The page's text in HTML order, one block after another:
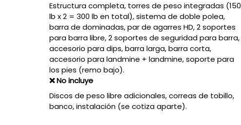
Estructura completa, torres de peso integradas (150
lb x 2 = 300 lb en total), sistema de doble polea,
barra de dominadas, par de agarres HD, 2 soportes
para barra libre, 2 soportes de seguridad para barra,
accesorio para dips, barra larga, barra corta,
accesorio para landmine + landmine, soporte para
los pies (remo bajo).
❌ No incluye
Discos de peso libre adicionales, correas de tobillo,
banco, instalación (se cotiza aparte).